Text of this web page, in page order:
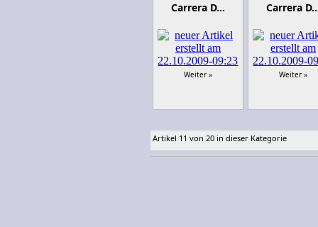
Carrera D…
Weiter »
Carrera
Weiter »
Artikel 11 von 20 in dieser Kategorie